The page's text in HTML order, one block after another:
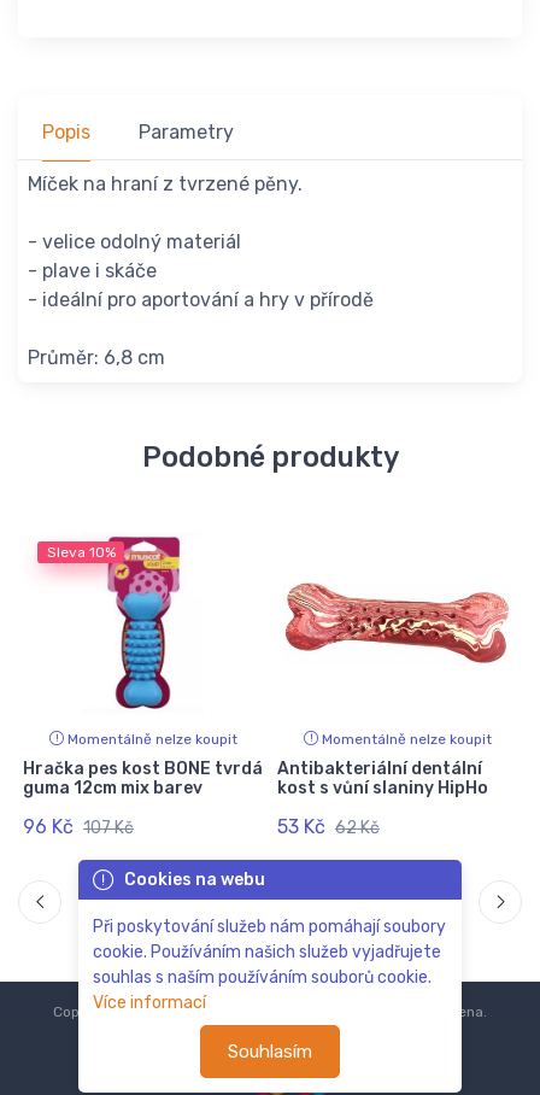
Popis Parametry
Míček na hraní z tvrzené pěny.
- velice odolný materiál
- plave i skáče
- ideální pro aportování a hry v přírodě
Průměr: 6,8 cm
Podobné produkty
Sleva 10%
Momentálně nelze koupit
Hračka pes kost BONE tvrdá
guma 12cm mix barev
96 Kč 107 Kč
Momentálně nelze koupit
Antibakteriální dentální
kost s vůní slaniny HipHo
53 Kč 62 Kč
Cookies na webu
Při poskytování služeb nám pomáhají soubory
cookie. Používáním našich služeb vyjadřujete
souhlas s naším používáním souborů cookie.
Více informací
Souhlasím
Copyright © 2018-2024 Všechna práva vyhrazena.